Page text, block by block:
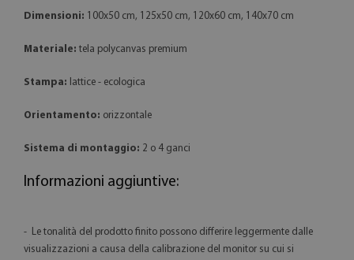
Dimensioni: 100x50 cm, 125x50 cm, 120x60 cm, 140x70 cm
Materiale: tela polycanvas premium
Stampa: lattice - ecologica
Orientamento: orizzontale
Sistema di montaggio: 2 o 4 ganci
Informazioni aggiuntive:
- Le tonalità del prodotto finito possono differire leggermente dalle
visualizzazioni a causa della calibrazione del monitor su cui si